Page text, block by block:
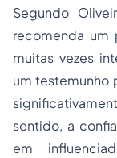
Segundo
recomenda um
muitas vezes
um testemunho
sentido, a
em